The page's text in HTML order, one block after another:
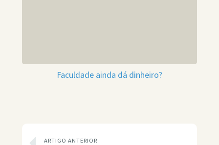
Faculdade ainda dá dinheiro?
ARTIGO ANTERIOR